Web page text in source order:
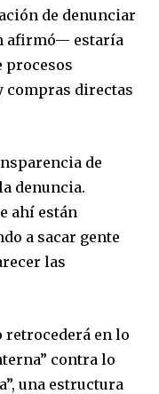
of
part of the
on our website
worry, we respect
Your information is
de denunciar
afirmó— estaría
procesos
compras directas
de
denuncia.
ahí están
a sacar gente
las
retrocederá en lo
contra lo
una estructura